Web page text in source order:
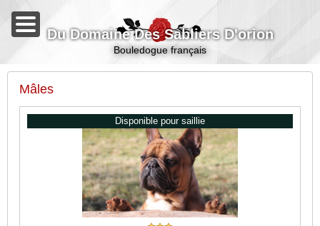
Du Domaine Des Sabliers D'orion
bouledogue français
Mâles
disponible pour saillie